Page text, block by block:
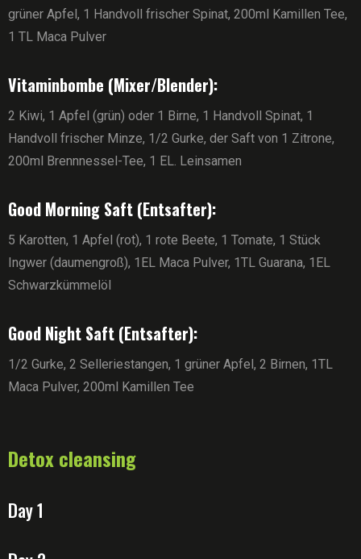
grüner Apfel, 1 Handvoll frischer Spinat, 200ml Kamillen Tee,
1 TL Maca Pulver
Vitaminbombe (Mixer/Blender):
2 Kiwi, 1 Apfel (grün) oder 1 Birne, 1 Handvoll Spinat, 1
Handvoll frischer Minze, 1/2 Gurke, der Saft von 1 Zitrone,
200ml Brennnessel-Tee, 1 EL. Leinsamen
Good Morning Saft (Entsafter):
5 Karotten, 1 Apfel (rot), 1 rote Beete, 1 Tomate, 1 Stück
Ingwer (daumengroß), 1EL Maca Pulver, 1TL Guarana, 1EL
Schwarzkümmelöl
Good Night Saft (Entsafter):
1/2 Gurke, 2 Selleriestangen, 1 grüner Apfel, 2 Birnen, 1TL
Maca Pulver, 200ml Kamillen Tee
Detox cleansing
Day 1